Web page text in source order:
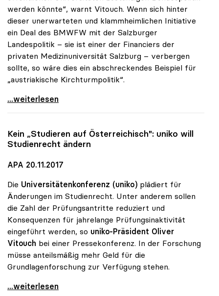
werden könnte“, warnt Vitouch. Wenn sich hinter
dieser unerwarteten und klammheimlichen Initiative
ein Deal des BMWFW mit der Salzburger
Landespolitik – sie ist einer der Financiers der
privaten Medizinuniversität Salzburg – verbergen
sollte, so wäre dies ein abschreckendes Beispiel für
„austriakische Kirchturmpolitik“.
uniko sieht in Zukauf von Medizinstudienplätzen
...weiterlesen
Kein „Studieren auf Österreichisch": uniko will
Studienrecht ändern
APA 20.11.2017
Die Universitätenkonferenz (uniko) plädiert für
Änderungen im Studienrecht. Unter anderem sollen
die Zahl der Prüfungsantritte reduziert und
Konsequenzen für jahrelange Prüfungsinaktivität
eingeführt werden, so uniko-Präsident Oliver
Vitouch bei einer Pressekonferenz. In der Forschung
müsse anteilsmäßig mehr Geld für die
Grundlagenforschung zur Verfügung stehen.
Kein „Studieren auf Österreichisch\": uniko will
...weiterlesen